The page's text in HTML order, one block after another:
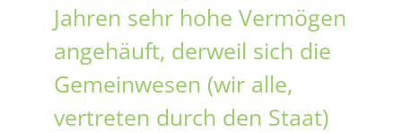
Jahren sehr hohe Vermögen
angehäuft, derweil sich die
Gemeinwesen (wir alle,
vertreten durch den Staat)